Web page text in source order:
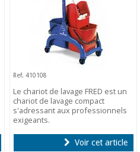
Ref. 410108
Le chariot de lavage FRED est un
chariot de lavage compact
s'adressant aux professionnels
exigeants.
Voir cet article